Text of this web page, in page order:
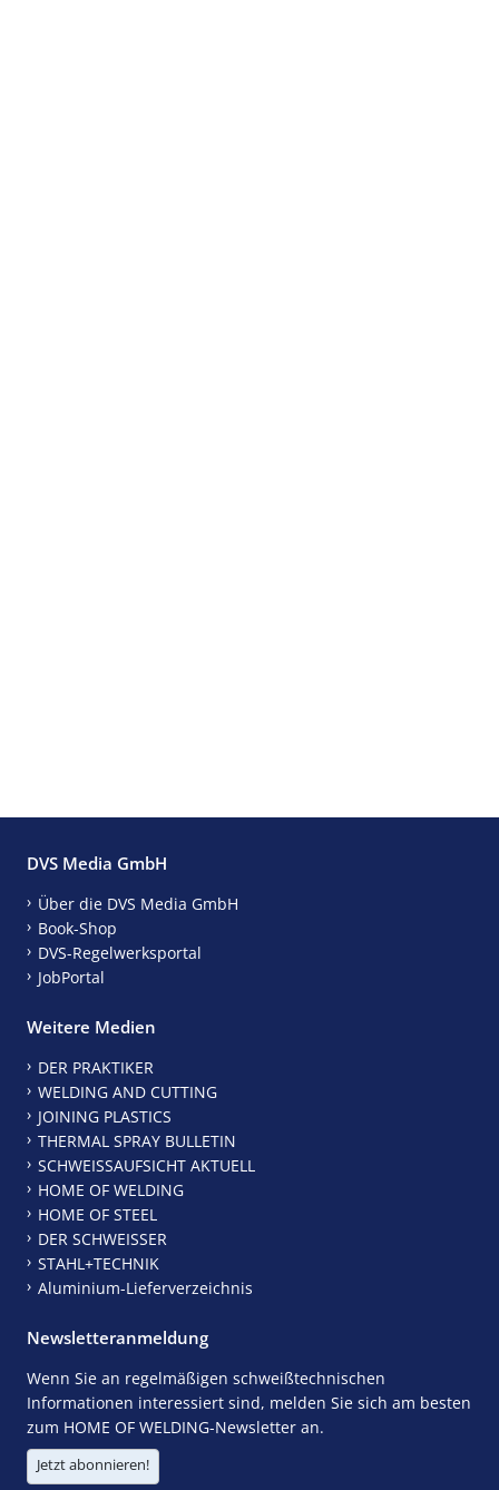
DVS Media GmbH
Über die DVS Media GmbH
Book-Shop
DVS-Regelwerksportal
JobPortal
Weitere Medien
DER PRAKTIKER
WELDING AND CUTTING
JOINING PLASTICS
THERMAL SPRAY BULLETIN
SCHWEISSAUFSICHT AKTUELL
HOME OF WELDING
HOME OF STEEL
DER SCHWEISSER
STAHL+TECHNIK
Aluminium-Lieferverzeichnis
Newsletteranmeldung
Wenn Sie an regelmäßigen schweißtechnischen
Informationen interessiert sind, melden Sie sich am besten
zum HOME OF WELDING-Newsletter an.
Jetzt abonnieren!